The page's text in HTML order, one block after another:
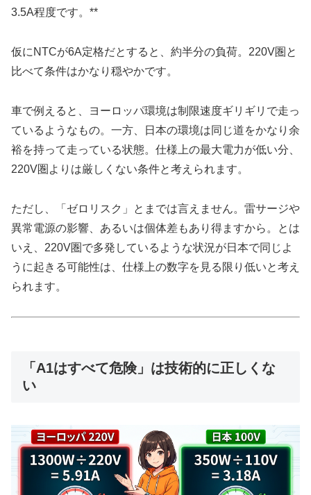
3.5A程度です。**
仮にNTCが6A定格だとすると、約半分の負荷。220V圏と
比べて条件はかなり穏やかです。
車で例えると、ヨーロッパ環境は制限速度ギリギリで走っ
ているようなもの。一方、日本の環境は同じ道をかなり余
裕を持って走っている状態。仕様上の最大電力が低い分、
220V圏よりは厳しくない条件と考えられます。
ただし、「ゼロリスク」とまでは言えません。雷サージや
異常電源の影響、あるいは個体差もあり得ますから。とは
いえ、220V圏で多発しているような状況が日本で同じよ
うに起きる可能性は、仕様上の数字を見る限り低いと考え
られます。
「A1はすべて危険」は技術的に正しくな
い